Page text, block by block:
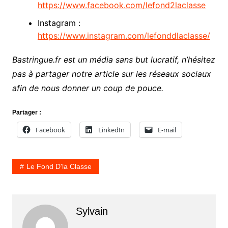
https://www.facebook.com/lefond2laclasse
Instagram :
https://www.instagram.com/lefonddlaclasse/
Bastringue.fr est un média sans but lucratif, n’hésitez
pas à partager notre article sur les réseaux sociaux
afin de nous donner un coup de pouce.
Partager :
Facebook LinkedIn E-mail
Le Fond D'la Classe
Sylvain